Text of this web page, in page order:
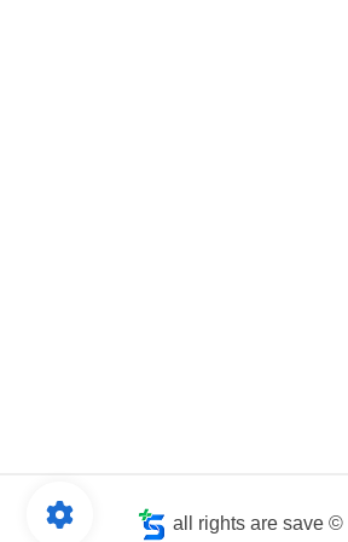
all rights are save ©